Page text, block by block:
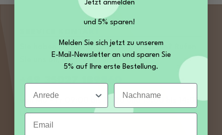
Sie haben Fragen zu unseren Produkten? Rufen
Sie uns an, wir freuen uns auf Sie:
+49 35027 189860
von Mo – Fr 09:00 bis 12:00 und 13:00 bis 14:00
Uhr
Jetzt anmelden
und 5% sparen!
Melden Sie sich jetzt zu unserem
E-Mail-Newsletter an und sparen Sie
5% auf Ihre erste Bestellung.
Anrede Nachname
Email